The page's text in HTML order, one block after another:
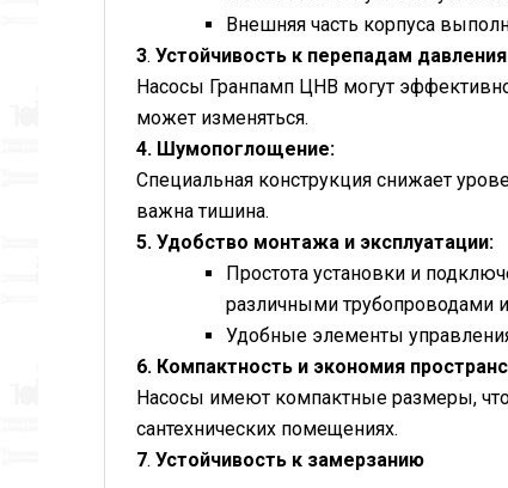
Внешняя часть корпуса
3. Устойчивость к перепадам
Насосы Гранпамп ЦНВ могут
может изменяться.
4. Шумопоглощение:
Специальная конструкция снижает
важна тишина.
5. Удобство монтажа и эксплуатации:
Простота установки и
различными трубопроводами
Удобные элементы
6. Компактность и экономия
Насосы имеют компактные размеры, что
сантехнических помещениях.
7. Устойчивость к замерзанию